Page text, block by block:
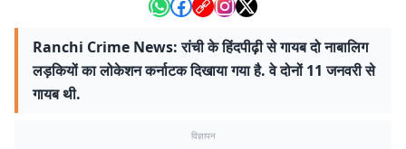
Ranchi Crime News: रांची के हिंदपीढ़ी से गायब दो नाबालिग
लड़कियों का लोकेशन कर्नाटक दिखाया गया है. वे दोनों 11 जनवरी से
गायब थी.
विज्ञापन